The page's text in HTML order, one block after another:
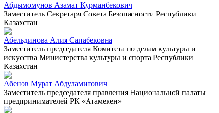
Абдымомунов Азамат Курманбекович
Заместитель Секретаря Совета Безопасности Республики
Казахстан
Абельдинова Алия Сапабековна
Заместитель председателя Комитета по делам культуры и
искусства Министерства культуры и спорта Республики
Казахстан
Абенов Мурат Абдуламитович
Заместитель председателя правления Национальной палаты
предпринимателей РК «Атамекен»